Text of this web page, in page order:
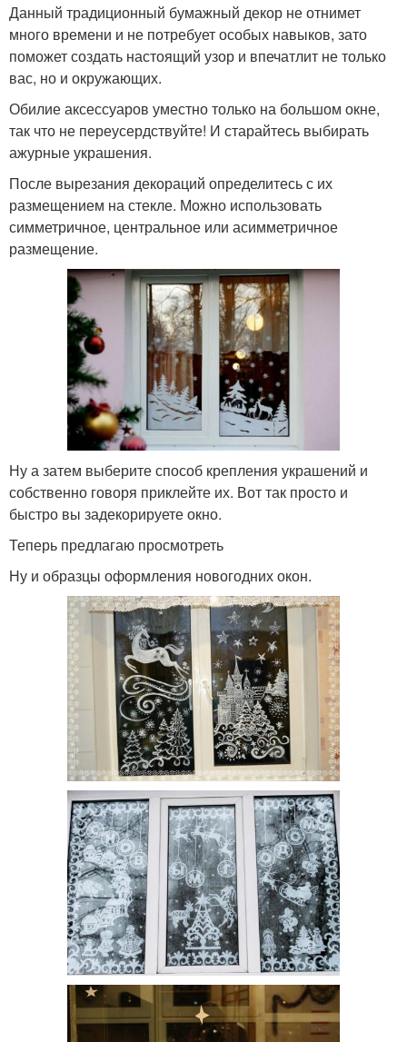
Данный традиционный бумажный декор не отнимет
много времени и не потребует особых навыков, зато
поможет создать настоящий узор и впечатлит не только
вас, но и окружающих.
Обилие аксессуаров уместно только на большом окне,
так что не переусердствуйте! И старайтесь выбирать
ажурные украшения.
После вырезания декораций определитесь с их
размещением на стекле. Можно использовать
симметричное, центральное или асимметричное
размещение.
Ну а затем выберите способ крепления украшений и
собственно говоря приклейте их. Вот так просто и
быстро вы задекорируете окно.
Теперь предлагаю просмотреть
Ну и образцы оформления новогодних окон.